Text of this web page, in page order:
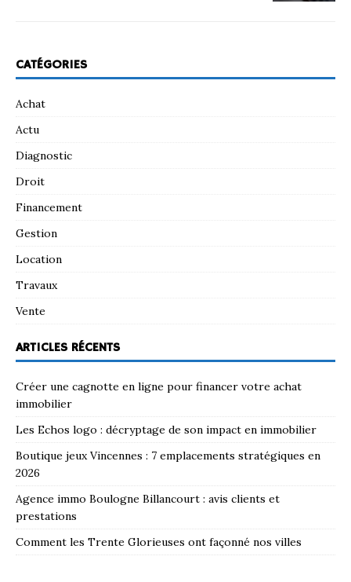
CATÉGORIES
Achat
Actu
Diagnostic
Droit
Financement
Gestion
Location
Travaux
Vente
ARTICLES RÉCENTS
Créer une cagnotte en ligne pour financer votre achat
immobilier
Les Echos logo : décryptage de son impact en immobilier
Boutique jeux Vincennes : 7 emplacements stratégiques en
2026
Agence immo Boulogne Billancourt : avis clients et
prestations
Comment les Trente Glorieuses ont façonné nos villes